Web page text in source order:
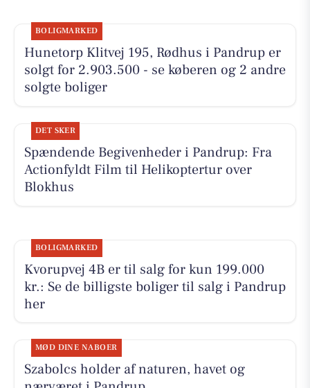
BOLIGMARKED
Hunetorp Klitvej 195, Rødhus i Pandrup er
solgt for 2.903.500 - se køberen og 2 andre
solgte boliger
DET SKER
Spændende Begivenheder i Pandrup: Fra
Actionfyldt Film til Helikoptertur over
Blokhus
BOLIGMARKED
Kvorupvej 4B er til salg for kun 199.000
kr.: Se de billigste boliger til salg i Pandrup
her
MØD DINE NABOER
Szabolcs holder af naturen, havet og